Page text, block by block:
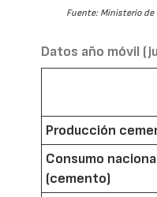
Fuente: Ministerio
Datos año móvil
Producción
Consumo
(cemento)